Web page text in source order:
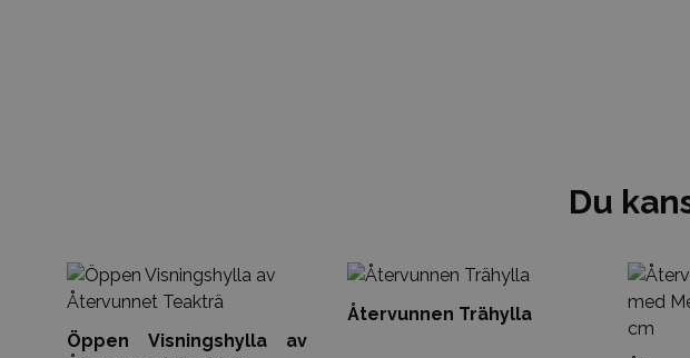
Du
Öppen Visningshylla av
Återvunnen Trähylla